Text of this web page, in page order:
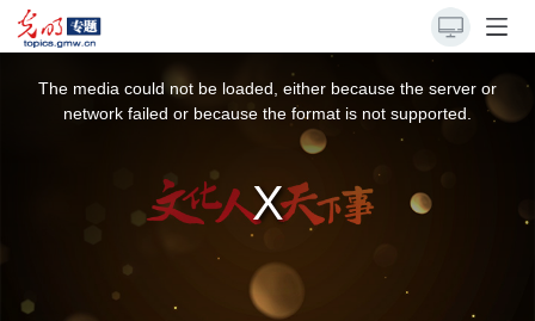
The media could not be loaded, either because the server or
network failed or because the format is not supported.